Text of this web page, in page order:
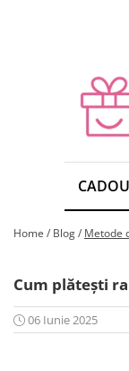
CADOU SOȚIE
CADOU MAMĂ
CADOU FIICĂ
CADOU SORĂ
CADOU NEPOATĂ
CADOU BUNICĂ
CADOU SOACRĂ
CADOU SOȚ
CADOU FIU
BRĂȚĂRI BĂRBAȚI
PORTOFELE
GENTI BĂRBAȚI
RUCSACURI BĂRBAȚI
Home / Blog / Metode
Cum plătești
06 Iunie 2025